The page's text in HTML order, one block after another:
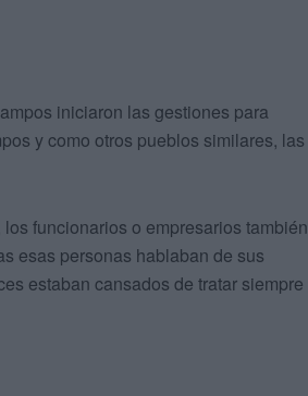
iniciaron las gestiones para
y como otros pueblos similares, las
funcionarios o empresarios también
esas personas hablaban de sus
estaban cansados de tratar siempre